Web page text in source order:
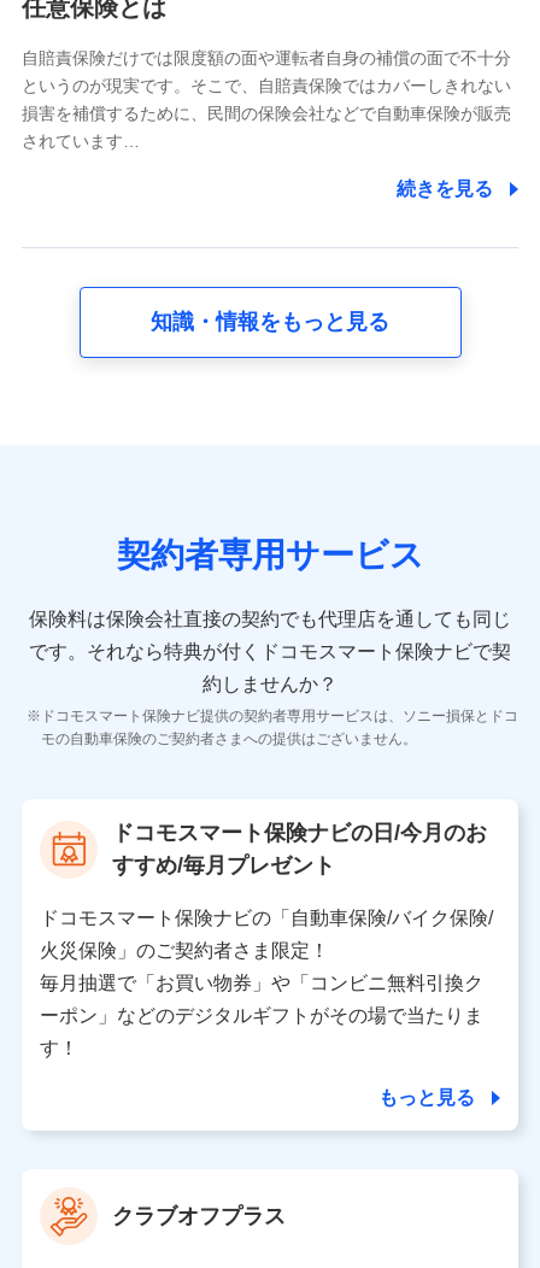
当社又は株式会社NTTドコモが提供する各種サービスな
又は株式会社NTTドコモが提供する各種サービスのご契
約状態・ご利用履歴インターネット利用時の行動に関す
る情報、アプリケーション利用時の行動に関する情報、
購入されたサービスや商品の名称・購入場所・決済に関
する情報、アンケートの回答に関する情報などが含まれ
の内容、保険料、保険料のお支払方法、車のメーカーや
走行距離などの情報、建物の構造や築年数などの情報、
険契約に関する情報。例として、保険契約者及び被保険
者の氏名、住所、生年月日、性別、保険契約者と被保険
報、建物の構造や築年数などの情報、ペットの種類や年
齢などの情報などが含まれます。
【共同して利用する者の範囲】
当社
当社又は株式会社NTTドコモが提供する保険関連サービ
スにおけるユーザ登録受付および管理のため
を受けている保険会社・提携会社の保険その他に関する
情報を提供するため、また維持管理等の委託業務遂行の
ため、またそれらに付帯、関連する当社、株式会社NTT
ドコモおよび提携会社のサービスを案内、提供するため
（各サービスで取得したサービス利用履歴、ウェブサイ
トの閲覧履歴、購買履歴、ご契約内容等のパーソナルデ
ータを分析して、お客さまの趣味・嗜好・傾向に応じた
上記に係る案内・手続き・管理等付帯業務を行うため
【当該個人データの管理について責任を有する者の名称・住
所・代表者名】
任意保険とは
自賠責保険だけでは限度額の面や運転者自身の補償の面で不十分
というのが現実です。そこで、自賠責保険ではカバーしきれない
損害を補償するために、民間の保険会社などで自動車保険が販売
されています…
続きを見る
知識・情報をもっと見る
契約者専用サービス
保険料は保険会社直接の契約でも代理店を通しても同じ
です。 それなら特典が付くドコモスマート保険ナビで契
約しませんか？
ドコモスマート保険ナビ提供の契約者専用サービスは、ソニー損保とドコ
モの自動車保険のご契約者さまへの提供はございません。
ドコモスマート保険ナビの日/今月のお
すすめ/毎月プレゼント
ドコモスマート保険ナビの「自動車保険/バイク保険/
火災保険」のご契約者さま限定！
毎月抽選で「お買い物券」や「コンビニ無料引換ク
ーポン」などのデジタルギフトがその場で当たりま
す！
もっと見る
クラブオフプラス